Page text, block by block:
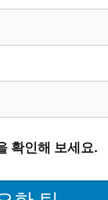
확인해 보세요.